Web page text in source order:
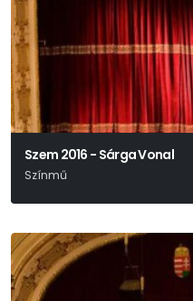
Szem 2016 - Sárga Vonal
Színmű